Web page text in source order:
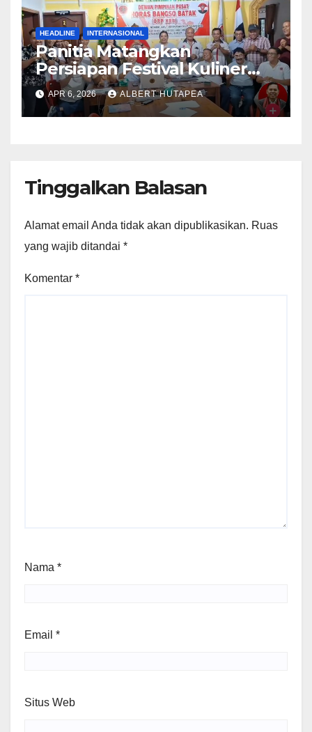
HEADLINE INTERNASIONAL
Panitia Matangkan
Persiapan Festival Kuliner
Babi Internasional Agustus
2026
APR 6, 2026 ALBERT HUTAPEA
Tinggalkan Balasan
Alamat email Anda tidak akan dipublikasikan. Ruas
yang wajib ditandai *
Komentar *
Nama *
Email *
Situs Web